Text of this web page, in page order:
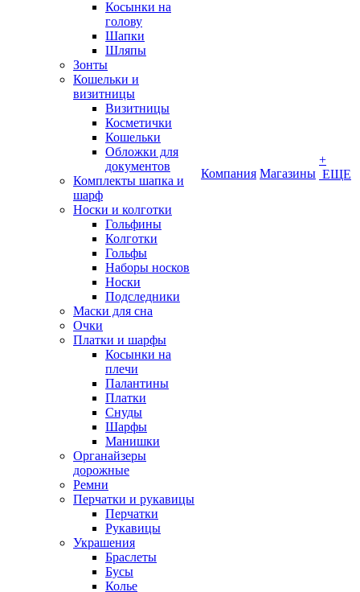
Косынки на
голову
Шапки
Шляпы
Зонты
Кошельки и
визитницы
Визитницы
Косметички
Кошельки
Обложки для
документов
Комплекты шапка и
шарф
Носки и колготки
Гольфины
Колготки
Гольфы
Наборы носков
Носки
Подследники
Маски для сна
Очки
Платки и шарфы
Косынки на
плечи
Палантины
Платки
Снуды
Шарфы
Манишки
Органайзеры
дорожные
Ремни
Перчатки и рукавицы
Перчатки
Рукавицы
Украшения
Браслеты
Бусы
Колье
Компания Магазины
+
ЕЩЕ